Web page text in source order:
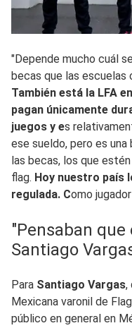
"Depende mucho cuál
becas que las
También está la LFA
pagan únicamente
juegos y es
ese sueldo, pero es una
las becas, los que
flag. Hoy nuestro país
regulada. Como
"Pensaban que
Santiago
Para Santiago Vargas,
Mexicana varonil de
público en general en